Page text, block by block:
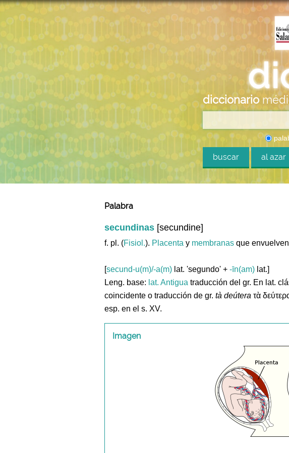
diccionario
buscar al azar
Palabra
secundinas [secundine]
f. pl. (Fisiol.). Placenta y membranas que envuelven
[secund-u(m)/-a(m) lat. 'segundo' + -īn(am) lat.]
Leng. base: lat. Antigua traducción del gr. En lat.
coincidente o traducción de gr. tà deútera τὰ
esp. en el s. XV.
Imagen